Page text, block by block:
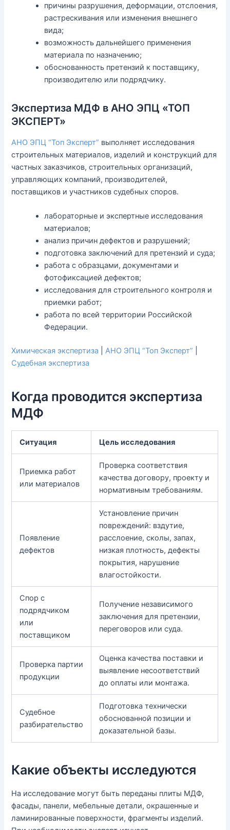
причины разрушения, деформации, отслоения,
растрескивания или изменения внешнего
вида;
возможность дальнейшего применения
материала по назначению;
обоснованность претензий к поставщику,
производителю или подрядчику.
Экспертиза МДФ в АНО ЭПЦ «ТОП
ЭКСПЕРТ»
АНО ЭПЦ “Топ Эксперт” выполняет исследования
строительных материалов, изделий и конструкций для
частных заказчиков, строительных организаций,
управляющих компаний, производителей,
поставщиков и участников судебных споров.
лабораторные и экспертные исследования
материалов;
анализ причин дефектов и разрушений;
подготовка заключений для претензий и суда;
работа с образцами, документами и
фотофиксацией дефектов;
исследования для строительного контроля и
приемки работ;
работа по всей территории Российской
Федерации.
Химическая экспертиза |АНО ЭПЦ “Топ Эксперт”
Судебная экспертиза
Когда проводится экспертиза
МДФ
Ситуация Цель исследования
Приемка работ
или материалов
Проверка соответствия
качества договору, проекту и
нормативным требованиям.
Появление
дефектов
Установление причин
повреждений: вздутие,
расслоение, сколы, запах,
низкая плотность, дефекты
покрытия, нарушение
влагостойкости.
Спор с
подрядчиком
или
поставщиком
Получение независимого
заключения для претензии,
переговоров или суда.
Проверка партии
продукции
Оценка качества поставки и
выявление несоответствий
до оплаты или монтажа.
Судебное
разбирательство
Подготовка технически
обоснованной позиции и
доказательной базы.
Какие объекты исследуются
На исследование могут быть переданы плиты МДФ,
фасады, панели, мебельные детали, окрашенные и
ламинированные поверхности, фрагменты изделий.